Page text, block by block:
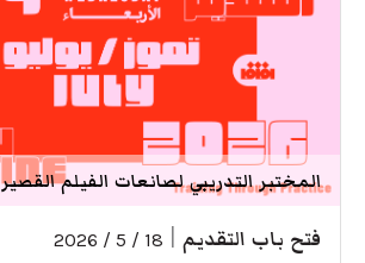
المختبر التدريبي لصانعات الفيلم القصير
فتح باب التقديم 18 / 5 / 2026